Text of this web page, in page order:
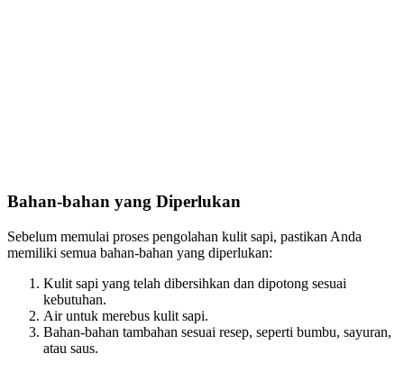
Bahan-bahan yang Diperlukan
Sebelum memulai proses pengolahan kulit sapi, pastikan Anda
memiliki semua bahan-bahan yang diperlukan:
Kulit sapi yang telah dibersihkan dan dipotong sesuai
kebutuhan.
Air untuk merebus kulit sapi.
Bahan-bahan tambahan sesuai resep, seperti bumbu, sayuran,
atau saus.